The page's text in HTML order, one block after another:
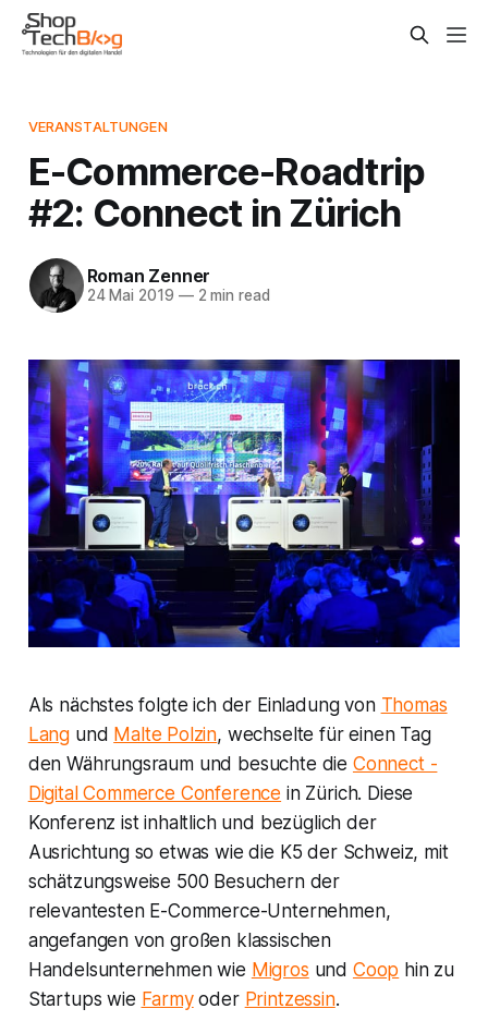
VERANSTALTUNGEN
E-Commerce-Roadtrip
#2: Connect in Zürich
Roman Zenner
24 Mai 2019 —2 min read
Als nächstes folgte ich der Einladung von Thomas
Lang und Malte Polzin, wechselte für einen Tag
den Währungsraum und besuchte die Connect -
Digital Commerce Conference in Zürich. Diese
Konferenz ist inhaltlich und bezüglich der
Ausrichtung so etwas wie die K5 der Schweiz, mit
schätzungsweise 500 Besuchern der
relevantesten E-Commerce-Unternehmen,
angefangen von großen klassischen
Handelsunternehmen wie Migros und Coop hin zu
Startups wie Farmyoder Printzessin.